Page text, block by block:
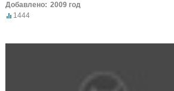
Добавлено: 2009 год
1444